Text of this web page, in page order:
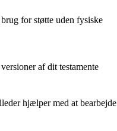
for støtte uden fysiske
af dit testamente
hjælper med at bearbejde